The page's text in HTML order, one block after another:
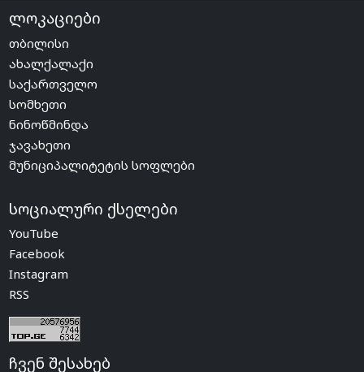
ლოკაციები
თბილისი
ახალქალაქი
საქართველო
სომხეთი
ნინოწმინდა
ჯავახეთი
მუნიციპალიტეტის სოფლები
სოციალური ქსელები
YouTube
Facebook
Instagram
RSS
ჩვენ შესახებ